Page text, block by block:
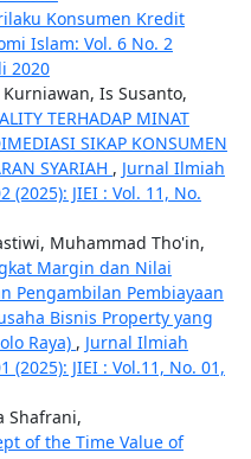
Konsumen Kredit
Islam: Vol. 6 No. 2
2020
Is Susanto,
TERHADAP MINAT
SIKAP KONSUMEN
SYARIAH , Jurnal Ilmiah
(2025): JIEI : Vol. 11, No.
Muhammad Tho'in,
Margin dan Nilai
Pengambilan Pembiayaan
Bisnis Property yang
Raya) , Jurnal Ilmiah
(2025): JIEI : Vol.11, No. 01,
Shafrani,
of the Time Value of